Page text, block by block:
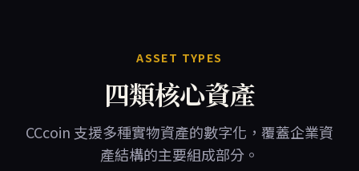
ASSET TYPES
四類核心資產
CCcoin 支援多種實物資產的數字化，覆蓋企業資
產結構的主要組成部分。